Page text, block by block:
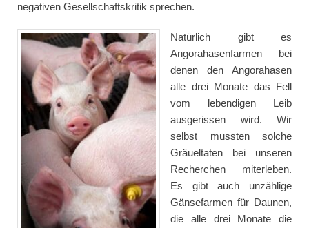
negativen Gesellschaftskritik sprechen.
Natürlich gibt es
Angorahasenfarmen bei
denen den Angorahasen
alle drei Monate das Fell
vom lebendigen Leib
ausgerissen wird. Wir
selbst mussten solche
Gräueltaten bei unseren
Recherchen miterleben.
Es gibt auch unzählige
Gänsefarmen für Daunen,
die alle drei Monate die